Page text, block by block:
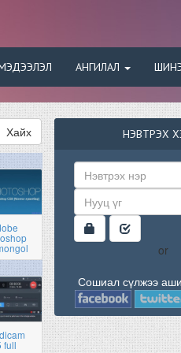
АНГИЛАЛ
Хайх
full
НЭВТРЭХ
or
Сошиал сүлжээ